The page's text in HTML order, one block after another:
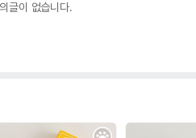
글이 없습니다.